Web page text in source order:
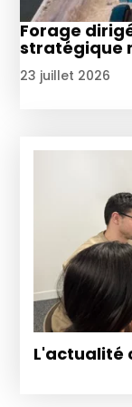
Forage
stratégique
23 juillet 2026
L'actualité